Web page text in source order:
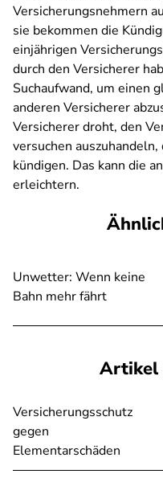
Versicherungsnehmern
sie bekommen die
einjährigen
durch den Versicherer
Suchaufwand, um einen
anderen Versicherer
Versicherer droht, den
versuchen
kündigen. Das kann die
erleichtern.
Unwetter: Wenn keine
Bahn mehr fährt
Artikel
Versicherungsschutz
gegen
Elementarschäden